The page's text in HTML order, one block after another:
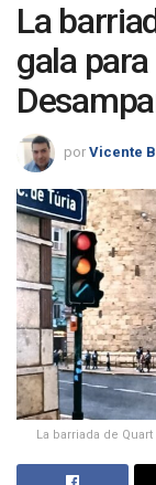
La
gala
por Vicente
La barriada de